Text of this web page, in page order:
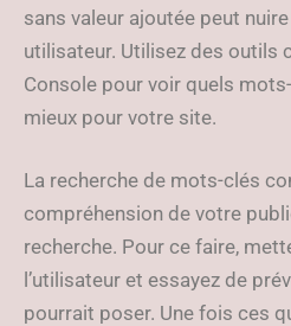
sans valeur ajoutée peut nuire
utilisateur. Utilisez des outils
Console pour voir quels
mieux pour votre site.
La recherche de mots-clés
compréhension de votre
recherche. Pour ce faire,
l’utilisateur et essayez de
pourrait poser. Une fois ces